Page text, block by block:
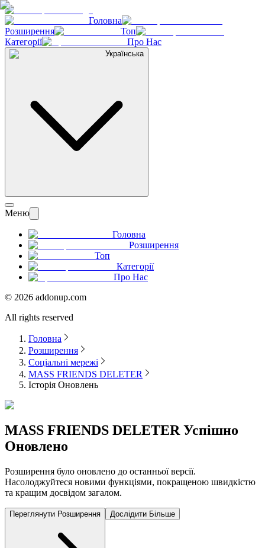
Головна
Розширення
Топ
Категорії
Про Нас
Українська
Меню
Головна
Розширення
Топ
Категорії
Про Нас
© 2026 addonup.com
All rights reserved
Головна
Розширення
Соціальні мережі
MASS FRIENDS DELETER
Історія Оновлень
MASS FRIENDS DELETER Успішно
Оновлено
Розширення було оновлено до останньої версії.
Насолоджуйтеся новими функціями, покращеною швидкістю
та кращим досвідом загалом.
Переглянути Розширення Дослідити Більше